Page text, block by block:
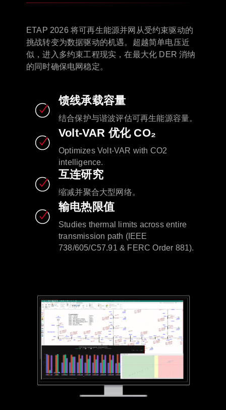
ETAP 2026 将可再生能源并网从受约束驱动的
挑战转变为数据驱动的机遇。超越简单电压近
似，进入多约束工程现实，在最大化 DER 消纳
的同时确保电网稳定。
馈线承载容量
结合保护与谐波评估可再生能源容量。
Volt-VAR 优化 CO₂
Optimizes Volt-VAR with CO2
intelligence.​
互连研究
缩减并聚合大型网络。
输电热限值
Studies thermal limits across entire
transmission path (IEEE
738/605/C57.91 & FERC Order 881).​